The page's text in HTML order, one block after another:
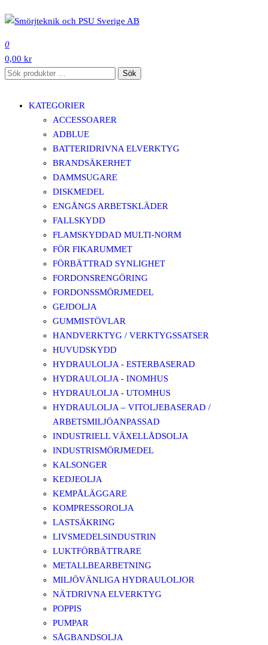
till
innehåll
0
0,00 kr
Sök
Sök
KATEGORIER
ACCESSOARER
ADBLUE
BATTERIDRIVNA ELVERKTYG
BRANDSÄKERHET
DAMMSUGARE
DISKMEDEL
ENGÅNGS ARBETSKLÄDER
FALLSKYDD
FLAMSKYDDAD MULTI-NORM
FÖR FIKARUMMET
FÖRBÄTTRAD SYNLIGHET
FORDONSRENGÖRING
FORDONSSMÖRJMEDEL
GEJDOLJA
GUMMISTÖVLAR
HANDVERKTYG / VERKTYGSSATSER
HUVUDSKYDD
HYDRAULOLJA - ESTERBASERAD
HYDRAULOLJA - INOMHUS
HYDRAULOLJA - UTOMHUS
HYDRAULOLJA – VITOLJEBASERAD /
ARBETSMILJÖANPASSAD
INDUSTRIELL VÄXELLÅDSOLJA
INDUSTRISMÖRJMEDEL
KALSONGER
KEDJEOLJA
KEMPÅLÄGGARE
KOMPRESSOROLJA
LASTSÄKRING
LIVSMEDELSINDUSTRIN
LUKTFÖRBÄTTRARE
METALLBEARBETNING
MILJÖVÄNLIGA HYDRAULOLJOR
NÄTDRIVNA ELVERKTYG
POPPIS
PUMPAR
SÅGBANDSOLJA